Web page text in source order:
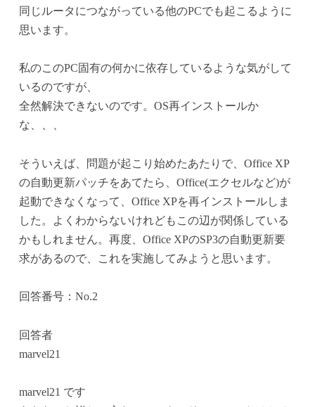
同じルータにつながっている他のPCでも起こるように
思います。
私のこのPC固有の何かに依存しているような気がして
いるのですが、
全然解決できないのです。OS再インストールか
な、、、
そういえば、問題が起こり始めたあたりで、Office XP
の自動更新パッチをあてたら、Office(エクセルなど)が
起動できなくなって、Office XPを再インストールしま
した。よくわからないけれどもこの辺が関係している
かもしれません。再度、Office XPのSP3の自動更新要
求があるので、これを実施してみようと思います。
回答番号：No.2
回答者
marvel21
marvel21 です